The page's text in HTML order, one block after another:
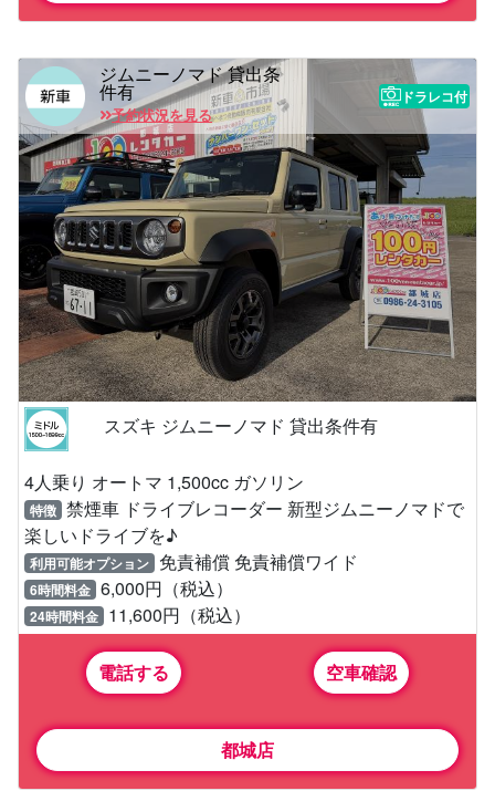
ジムニーノマド 貸出条
件有
予約状況を見る
ドラレコ付
スズキ ジムニーノマド 貸出条件有
4人乗り オートマ 1,500cc ガソリン
特徴 禁煙車 ドライブレコーダー 新型ジムニーノマドで
楽しいドライブを♪
利用可能オプション 免責補償 免責補償ワイド
6時間料金 6,000円（税込）
24時間料金 11,600円（税込）
電話する 空車確認
都城店